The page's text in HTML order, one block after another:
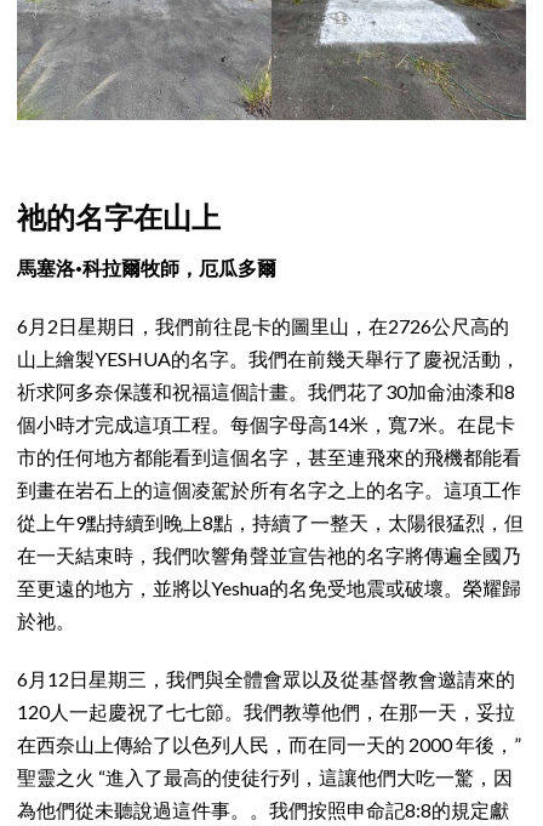
祂的名字在山上
馬塞洛·科拉爾牧師，厄瓜多爾
6月2日星期日，我們前往昆卡的圖里山，在2726公尺高的
山上繪製YESHUA的名字。我們在前幾天舉行了慶祝活動，
祈求阿多奈保護和祝福這個計畫。我們花了30加侖油漆和8
個小時才完成這項工程。每個字母高14米，寬7米。在昆卡
市的任何地方都能看到這個名字，甚至連飛來的飛機都能看
到畫在岩石上的這個凌駕於所有名字之上的名字。這項工作
從上午9點持續到晚上8點，持續了一整天，太陽很猛烈，但
在一天結束時，我們吹響角聲並宣告祂的名字將傳遍全國乃
至更遠的地方，並將以Yeshua的名免受地震或破壞。榮耀歸
於祂。
6月12日星期三，我們與全體會眾以及從基督教會邀請來的
120人一起慶祝了七七節。我們教導他們，在那一天，妥拉
在西奈山上傳給了以色列人民，而在同一天的 2000 年後，”
聖靈之火 “進入了最高的使徒行列，這讓他們大吃一驚，因
為他們從未聽說過這件事。。我們按照申命記8:8的規定獻